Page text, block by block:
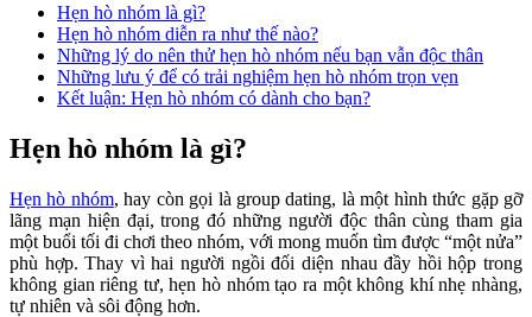
Hẹn hò nhóm là gì?
Hẹn hò nhóm diễn ra như thế nào?
Những lý do nên thử hẹn hò nhóm nếu bạn vẫn độc thân
Những lưu ý để có trải nghiệm hẹn hò nhóm trọn vẹn
Kết luận: Hẹn hò nhóm có dành cho bạn?
Hẹn hò nhóm là gì?
Hẹn hò nhóm, hay còn gọi là group dating, là một hình thức gặp gỡ
lãng mạn hiện đại, trong đó những người độc thân cùng tham gia
một buổi tối đi chơi theo nhóm, với mong muốn tìm được “một nửa”
phù hợp. Thay vì hai người ngồi đối diện nhau đầy hồi hộp trong
không gian riêng tư, hẹn hò nhóm tạo ra một không khí nhẹ nhàng,
tự nhiên và sôi động hơn.